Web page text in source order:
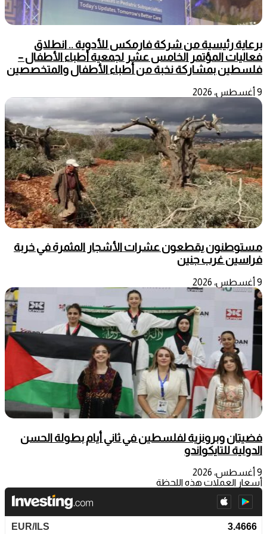
برعاية رئيسية من شركة فارمكس للأدوية .. انطلاق
فعاليات المؤتمر الخامس عشر لجمعية أطباء الأطفال –
فلسطين بمشاركة نخبة من أطباء الأطفال والمتخصصين
9 أغسطس، 2026
مستوطنون يقطعون عشرات الأشجار المثمرة في خربة
فراسين غرب جنين
9 أغسطس، 2026
فضيتان وبرونزية لفلسطين في ثاني أيام بطولة الحسن
الدولية للتايكواندو
9 أغسطس، 2026
أسعار العملات هذه اللحظة